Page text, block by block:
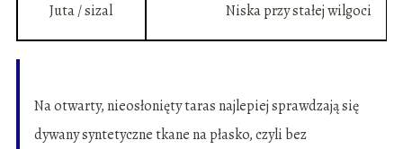
Juta / sizal Niska przy stałej wilgoci
Na otwarty, nieosłonięty taras najlepiej sprawdzają się
dywany syntetyczne tkane na płasko, czyli bez